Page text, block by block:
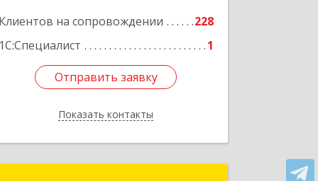
Клиентов на сопровождении
228
1С:Специалист
1
Отправить заявку
Показать контакты
Подробнее
Отправить заявку
Назад